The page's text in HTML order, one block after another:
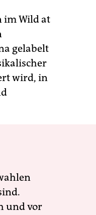
im Wild at
gelabelt
wird, in
und vor